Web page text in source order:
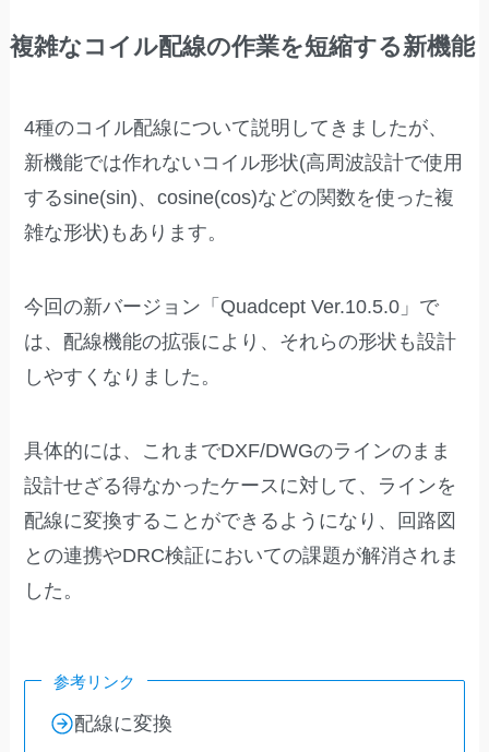
複雑なコイル配線の作業を短縮する新機能
4種のコイル配線について説明してきましたが、
新機能では作れないコイル形状(高周波設計で使用
するsine(sin)、cosine(cos)などの関数を使った複
雑な形状)もあります。
今回の新バージョン「Quadcept Ver.10.5.0」で
は、配線機能の拡張により、それらの形状も設計
しやすくなりました。
具体的には、これまでDXF/DWGのラインのまま
設計せざる得なかったケースに対して、ラインを
配線に変換することができるようになり、回路図
との連携やDRC検証においての課題が解消されま
した。
参考リンク
配線に変換